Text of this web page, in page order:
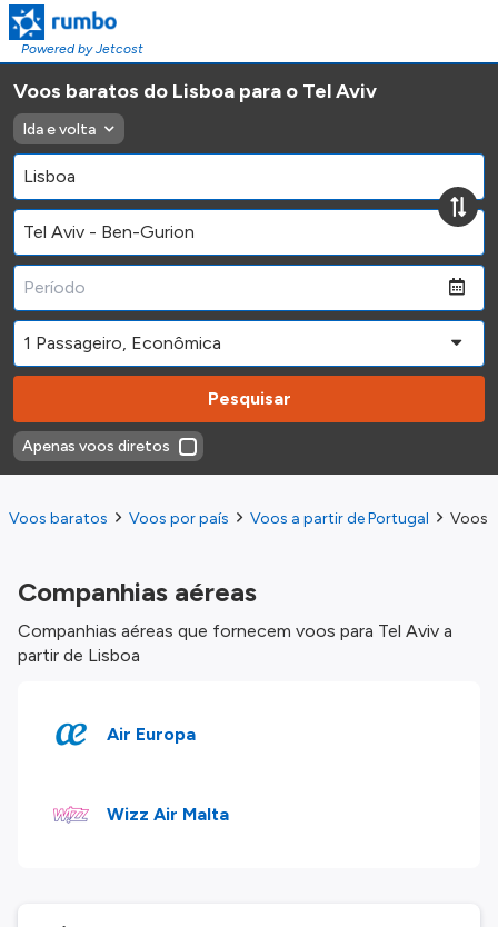
Powered by Jetcost
Voos baratos do Lisboa para o Tel Aviv
Ida e volta
Pesquisar
Apenas voos diretos
Voos baratos Voos por país Voos a partir de Portugal Voos
Companhias aéreas
Companhias aéreas que fornecem voos para Tel Aviv a
partir de Lisboa
Air Europa
Wizz Air Malta